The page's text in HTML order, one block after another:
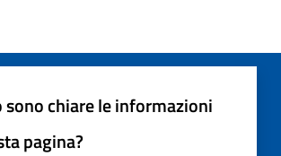
sono chiare le informazioni
pagina?